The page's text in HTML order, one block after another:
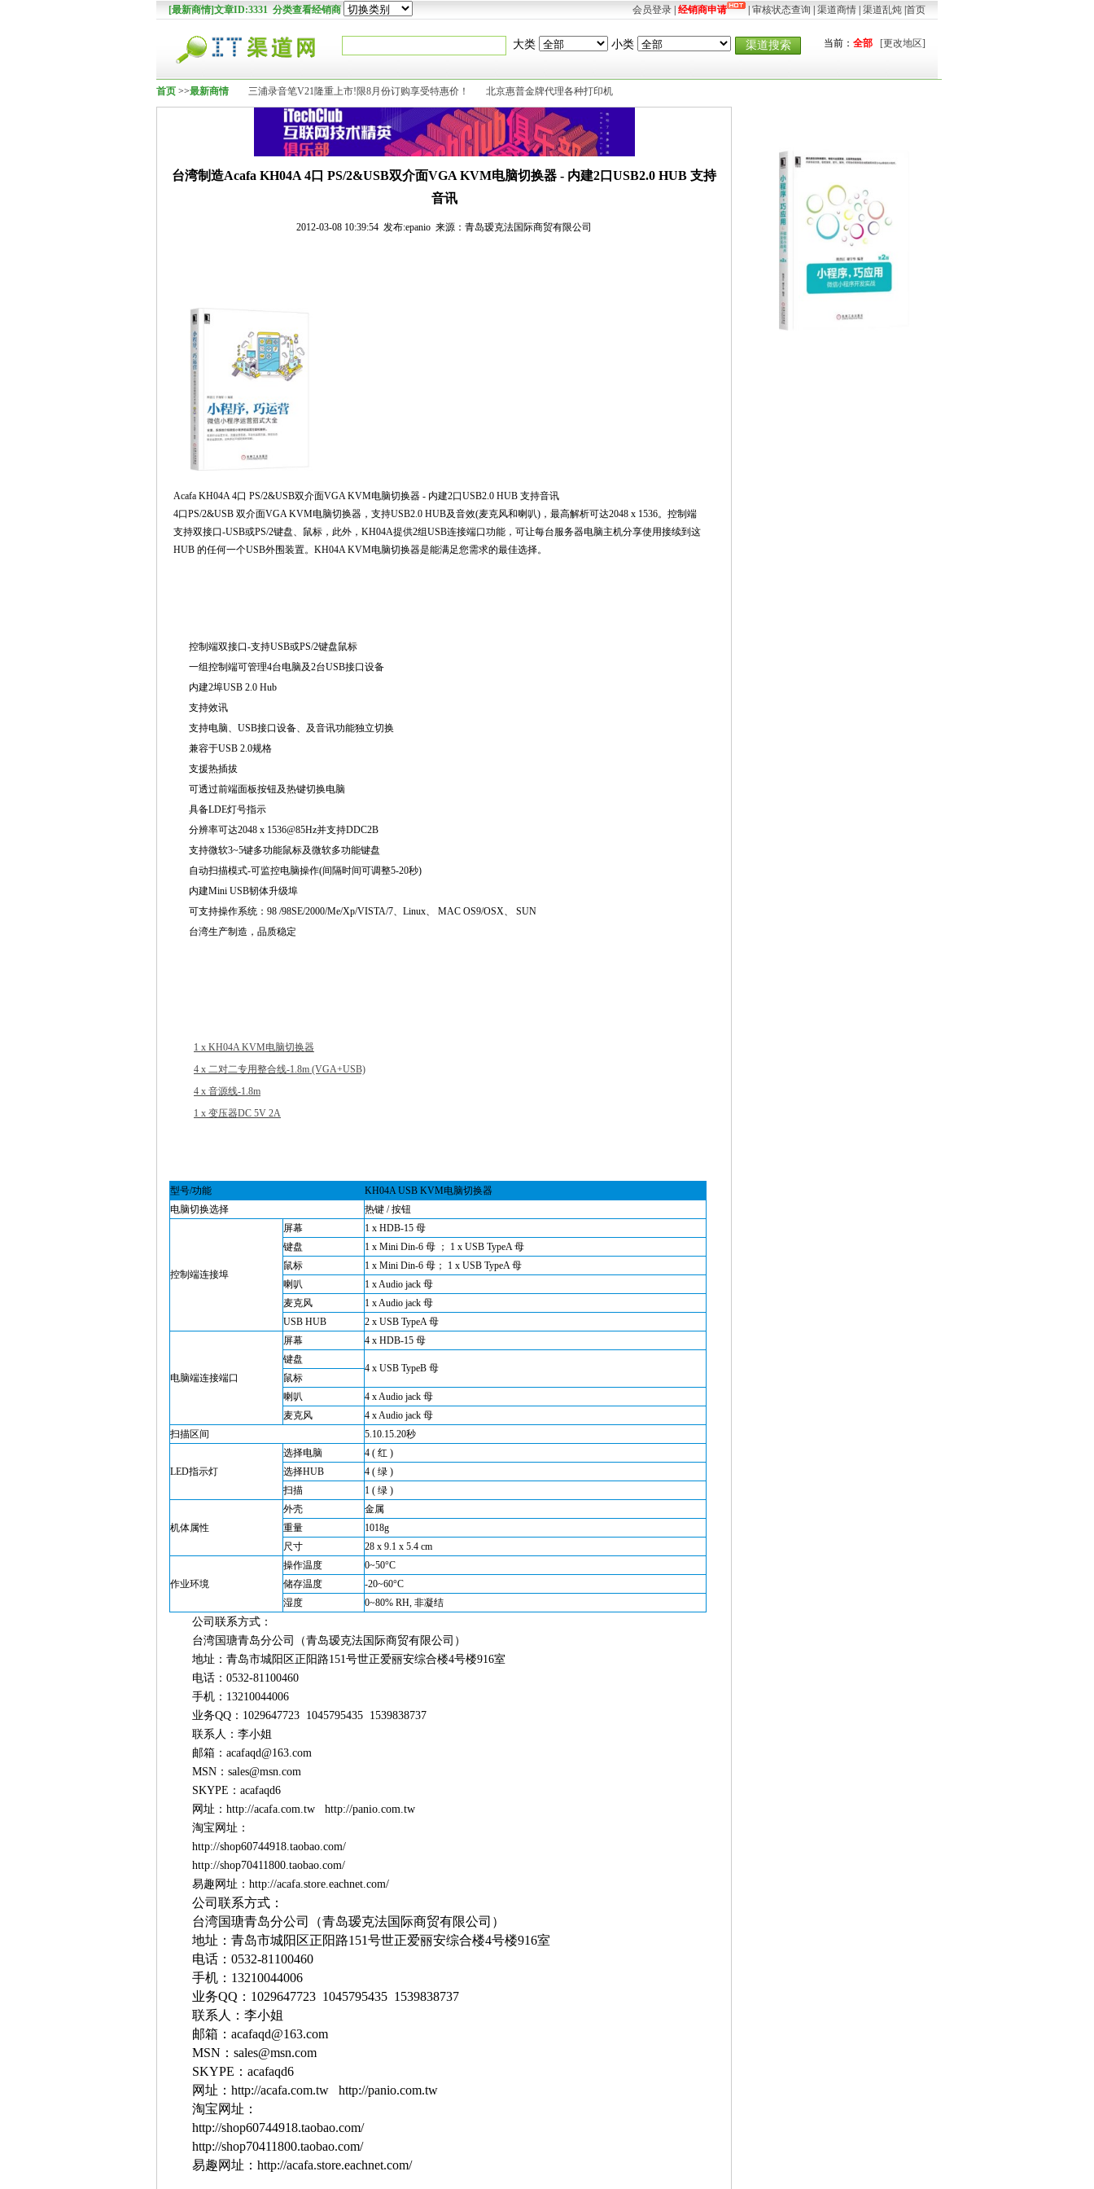
[最新商情]文章ID:3331 分类查看经销商 会员登录 经销商申请 审核状态查询 渠道商情 渠道乱炖 首页
大类 小类 渠道搜索 当前： 全部 [更改地区]
首页 >>最新商情 三浦录音笔V21隆重上市!限8月份订购享受特惠价！ 北京惠普金牌代理各种打印机
台湾制造Acafa KH04A 4口 PS/2&USB双介面VGA KVM电脑切换器 - 内建2口USB2.0 HUB 支持
音讯
2012-03-08 10:39:54 发布:epanio 来源：青岛瑷克法国际商贸有限公司
Acafa KH04A 4口 PS/2&USB双介面VGA KVM电脑切换器 - 内建2口USB2.0 HUB 支持音讯
4口PS/2&USB 双介面VGA KVM电脑切换器，支持USB2.0 HUB及音效(麦克风和喇叭)，最高解析可达2048 x 1536。控制端
支持双接口-USB或PS/2键盘、鼠标，此外，KH04A提供2组USB连接端口功能，可让每台服务器电脑主机分享使用接续到这
HUB 的任何一个USB外围装置。KH04A KVM电脑切换器是能满足您需求的最佳选择。
控制端双接口-支持USB或PS/2键盘鼠标
一组控制端可管理4台电脑及2台USB接口设备
内建2埠USB 2.0 Hub
支持效讯
支持电脑、USB接口设备、及音讯功能独立切换
兼容于USB 2.0规格
支援热插拔
可透过前端面板按钮及热键切换电脑
具备LDE灯号指示
分辨率可达2048 x 1536@85Hz并支持DDC2B
支持微软3~5键多功能鼠标及微软多功能键盘
自动扫描模式-可监控电脑操作(间隔时间可调整5-20秒)
内建Mini USB韧体升级埠
可支持操作系统： 98 /98SE/2000/Me/Xp/VISTA/7、Linux、 MAC OS9/OSX、 SUN
台湾生产制造，品质稳定
1 x KH04A KVM电脑切换器
4 x 二对二专用整合线-1.8m (VGA+USB)
4 x 音源线-1.8m
1 x 变压器DC 5V 2A
型号/功能
KH04A USB KVM电脑切换器
电脑切换选择
热键 / 按钮
控制端连接埠
屏幕
1 x HDB-15 母
键盘
1 x Mini Din-6 母 ； 1 x USB TypeA 母
鼠标
1 x Mini Din-6 母； 1 x USB TypeA 母
喇叭
1 x Audio jack 母
麦克风
1 x Audio jack 母
USB HUB
2 x USB TypeA 母
电脑端连接端口
屏幕
4 x HDB-15 母
键盘
4 x USB TypeB 母
鼠标
喇叭
4 x Audio jack 母
麦克风
4 x Audio jack 母
扫描区间
5.10.15.20秒
LED指示灯
选择电脑
4 ( 红 )
选择HUB
4 ( 绿 )
扫描
1 ( 绿 )
机体属性
外壳
金属
重量
1018g
尺寸
28 x 9.1 x 5.4 cm
作业环境
操作温度
0~50°C
储存温度
-20~60°C
湿度
0~80% RH, 非凝结
公司联系方式：
台湾国瑭青岛分公司（青岛瑷克法国际商贸有限公司）
地址：青岛市城阳区正阳路151号世正爱丽安综合楼4号楼916室
电话：0532-81100460
手机：13210044006
业务QQ：1029647723 1045795435 1539838737
联系人：李小姐
邮箱：acafaqd@163.com
MSN：sales@msn.com
SKYPE：acafaqd6
网址：http://acafa.com.tw http://panio.com.tw
淘宝网址：
http://shop60744918.taobao.com/
http://shop70411800.taobao.com/
易趣网址：http://acafa.store.eachnet.com/
公司联系方式：
台湾国瑭青岛分公司（青岛瑷克法国际商贸有限公司）
地址：青岛市城阳区正阳路151号世正爱丽安综合楼4号楼916室
电话： 0532-81100460
手机： 13210044006
业务QQ ： 1029647723 1045795435 1539838737
联系人：李小姐
邮箱： acafaqd@163.com
MSN ： sales@msn.com
SKYPE ： acafaqd6
网址： http://acafa.com.tw
http://panio.com.tw
淘宝网址：
http://shop60744918.taobao.com/
http://shop70411800.taobao.com/
易趣网址： http://acafa.store.eachnet.com/